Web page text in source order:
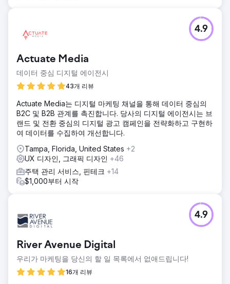
Actuate Media
데이터 중심 디지털 에이전시
43개 리뷰
4.9
Actuate Media는 디지털 마케팅 채널을 통해 데이터 중심의
B2C 및 B2B 관계를 촉진합니다. 당사의 디지털 에이전시는 브
랜드 및 전환 중심의 디지털 광고 캠페인을 전략화하고 구현하
여 데이터를 수집하여 개선합니다.
Tampa, Florida, United States +2
UX 디자인, 그래픽 디자인 +46
주택 관리 서비스, 핀테크 +14
$1,000부터 시작
River Avenue Digital
우리가 마케팅을 당신의 할 일 목록에서 없애드립니다!
16개 리뷰
4.9